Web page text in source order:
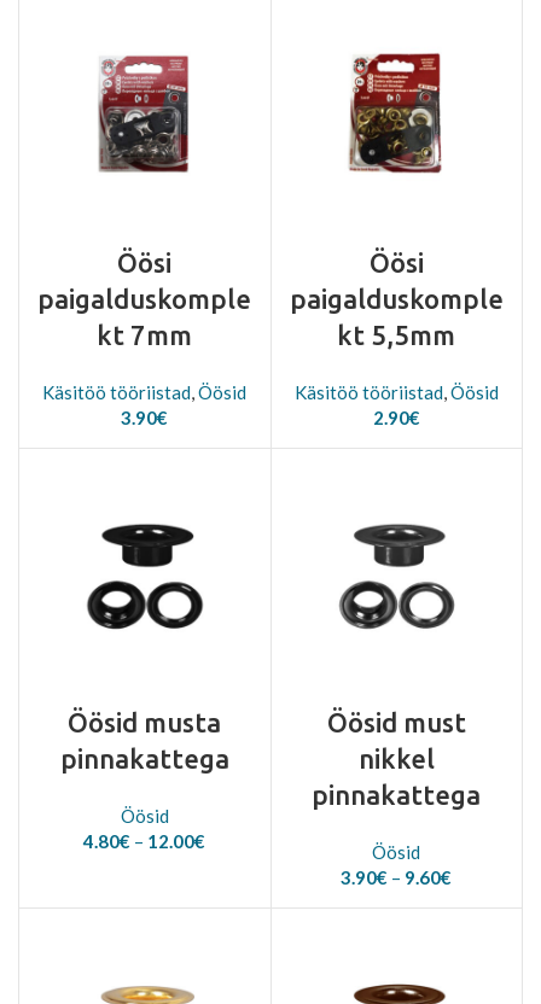
Öösi
paigalduskomple
kt 7mm
Käsitöö tööriistad ,Öösid
3.90€
Öösi
paigalduskomple
kt 5,5mm
Käsitöö tööriistad, Öösid
2.90€
Öösid musta
pinnakattega
Öösid
4.80€ – 12.00€
through
Öösid must
nikkel
pinnakattega
Öösid
3.90€ – 9.60€